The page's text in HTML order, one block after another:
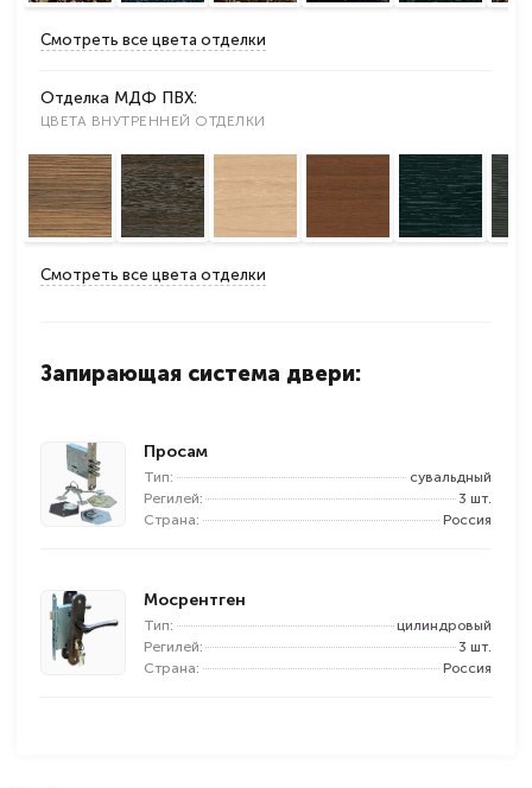
Смотреть все цвета отделки
Отделка МДФ ПВХ:
ЦВЕТА ВНУТРЕННЕЙ ОТДЕЛКИ
Смотреть все цвета отделки
Запирающая система двери:
Просам
Тип:
сувальдный
Регилей:
3 шт.
Страна:
Россия
Мосрентген
Тип:
цилиндровый
Регилей:
3 шт.
Страна:
Россия